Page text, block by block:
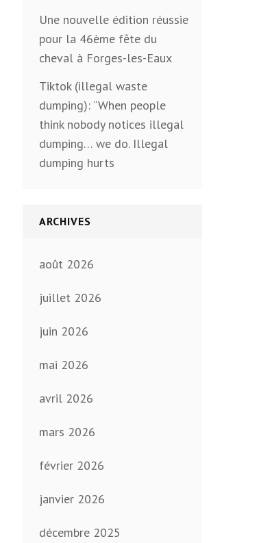
Une nouvelle édition réussie
pour la 46ème fête du
cheval à Forges-les-Eaux
Tiktok (illegal waste
dumping): “When people
think nobody notices illegal
dumping… we do. Illegal
dumping hurts
ARCHIVES
août 2026
juillet 2026
juin 2026
mai 2026
avril 2026
mars 2026
février 2026
janvier 2026
décembre 2025